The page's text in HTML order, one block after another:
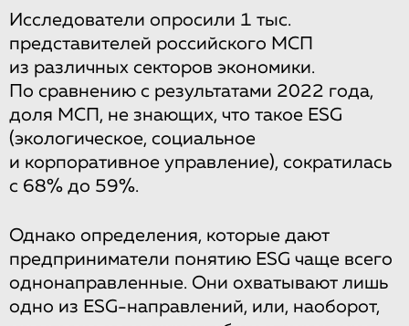
Исследователи опросили 1 тыс.
представителей российского МСП
из различных секторов экономики.
По сравнению с результатами 2022 года,
доля МСП, не знающих, что такое ESG
(экологическое, социальное
и корпоративное управление), сократилась
с 68% до 59%.
Однако определения, которые дают
предприниматели понятию ESG чаще всего
однонаправленные. Они охватывают лишь
одно из ESG-направлений, или, наоборот,